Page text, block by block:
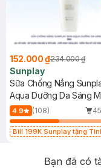
152.000 ₫234.000 ₫
Sunplay
Sữa Chống Nắng
Aqua Dưỡng Da Sáng
4.9 (108)
Bill 199K Sunplay tặng
Bạn đã có